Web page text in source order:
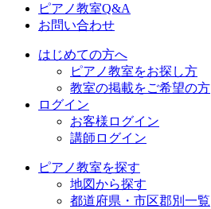
ピアノ教室Q&A
お問い合わせ
はじめての方へ
ピアノ教室をお探し方
教室の掲載をご希望の方
ログイン
お客様ログイン
講師ログイン
ピアノ教室を探す
地図から探す
都道府県・市区郡別一覧